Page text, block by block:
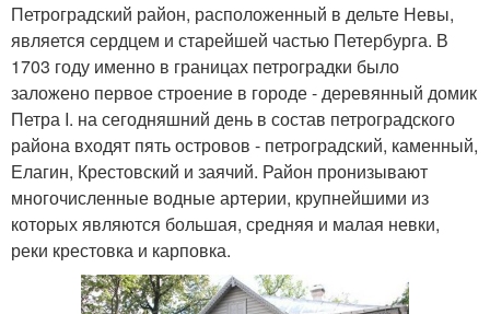
Петроградский район, расположенный в дельте Невы,
является сердцем и старейшей частью Петербурга. В
1703 году именно в границах петроградки было
заложено первое строение в городе - деревянный домик
Петра I. на сегодняшний день в состав петроградского
района входят пять островов - петроградский, каменный,
Елагин, Крестовский и заячий. Район пронизывают
многочисленные водные артерии, крупнейшими из
которых являются большая, средняя и малая невки,
реки крестовка и карповка.